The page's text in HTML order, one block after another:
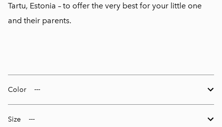
Tartu, Estonia – to offer the very best for your little one
and their parents.
Color
Size